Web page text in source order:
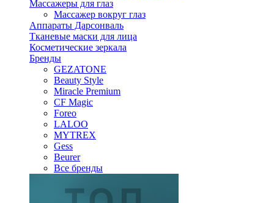
Массажеры для глаз
Массажер вокруг глаз
Аппараты Дарсонваль
Тканевые маски для лица
Косметические зеркала
Бренды
GEZATONE
Beauty Style
Miracle Premium
CF Magic
Foreo
LALOO
MYTREX
Gess
Beurer
Все бренды